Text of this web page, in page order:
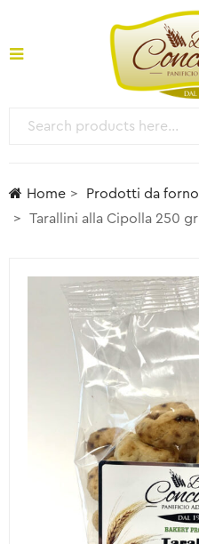
Home Prodotti da forno
Tarallini alla Cipolla 250 gr